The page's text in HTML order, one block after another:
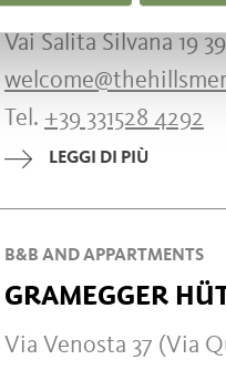
Vai Salita Silvana 19
Tel. +39 331528 4292
LEGGI DI PIÙ
B&B AND APPARTMENTS
GRAMEGGER
Via Venosta 37 (Via